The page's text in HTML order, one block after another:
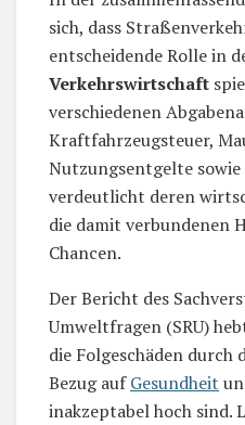
sich, dass
entscheidende Rolle in
Verkehrswirtschaft
verschiedenen
Kraftfahrzeugsteuer,
Nutzungsentgelte
verdeutlicht deren
die damit verbundenen
Chancen.
Der Bericht des
Umweltfragen (SRU)
die Folgeschäden
Bezug aufGesundheit
inakzeptabel hoch sind.